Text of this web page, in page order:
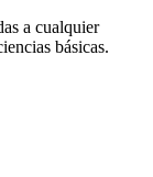
a cualquier
básicas.